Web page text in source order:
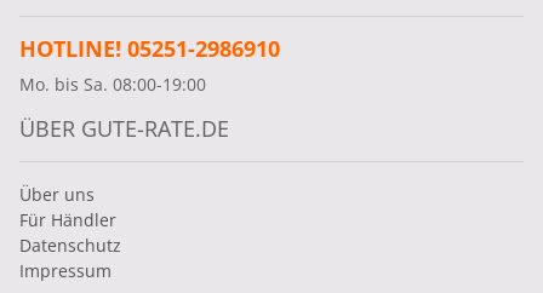
HOTLINE! 05251-2986910
Mo. bis Sa. 08:00-19:00
ÜBER GUTE-RATE.DE
Über uns
Für Händler
Datenschutz
Impressum